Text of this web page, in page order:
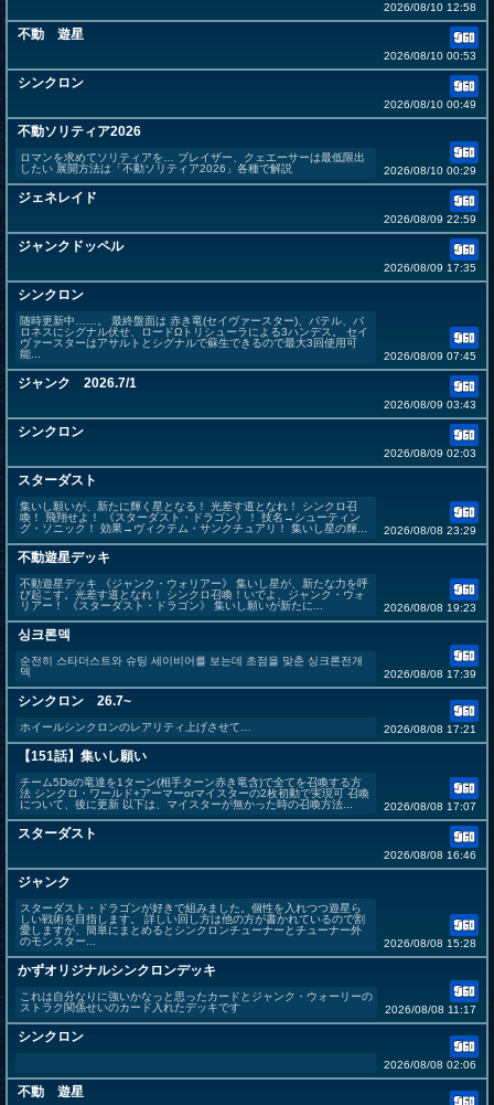
2026/08/10 12:58
不動 遊星
2026/08/10 00:53
シンクロン
2026/08/10 00:49
不動ソリティア2026
ロマンを求めてソリティアを… ブレイザー、クェエーサーは最低限出
したい 展開方法は「不動ソリティア2026」各種で解説
2026/08/10 00:29
ジェネレイド
2026/08/09 22:59
ジャンクドッペル
2026/08/09 17:35
シンクロン
随時更新中……。 最終盤面は 赤き竜(セイヴァースター)、パテル、バ
ロネスにシグナル伏せ、ロードΩトリシューラによる3ハンデス。 セイ
ヴァースターはアサルトとシグナルで蘇生できるので最大3回使用可
能...
2026/08/09 07:45
ジャンク 2026.7/1
2026/08/09 03:43
シンクロン
2026/08/09 02:03
スターダスト
集いし願いが、新たに輝く星となる！ 光差す道となれ！ シンクロ召
喚！ 飛翔せよ！ 《スターダスト・ドラゴン》！ 技名→シューティン
グ・ソニック！ 効果→ヴィクテム・サンクチュアリ！ 集いし星の輝...
2026/08/08 23:29
不動遊星デッキ
不動遊星デッキ 《ジャンク・ウォリアー》 集いし星が、新たな力を呼
び起こす。光差す道となれ！ シンクロ召喚！いでよ、ジャンク・ウォ
リアー！ 《スターダスト・ドラゴン》 集いし願いが新たに...
2026/08/08 19:23
싱크론덱
순전히 스타더스트와 슈팅 세이비어를 보는데 초점을 맞춘 싱크론전개
덱
2026/08/08 17:39
シンクロン 26.7~
ホイールシンクロンのレアリティ上げさせて… 2026/08/08 17:21
【151話】集いし願い
チーム5Dsの竜達を1ターン(相手ターン赤き竜含)で全てを召喚する方
法 シンクロ・ワールド+アーマーorマイスターの2枚初動で実現可 召喚
について、後に更新 以下は、マイスターが無かった時の召喚方法...
2026/08/08 17:07
スターダスト
2026/08/08 16:46
ジャンク
スターダスト・ドラゴンが好きで組みました。個性を入れつつ遊星ら
しい戦術を目指します。 詳しい回し方は他の方が書かれているので割
愛しますが、簡単にまとめるとシンクロンチューナーとチューナー外
のモンスター...
2026/08/08 15:28
かずオリジナルシンクロンデッキ
これは自分なりに強いかなっと思ったカードとジャンク・ウォーリーの
ストラク関係せいのカード入れたデッキです
2026/08/08 11:17
シンクロン
2026/08/08 02:06
不動 遊星